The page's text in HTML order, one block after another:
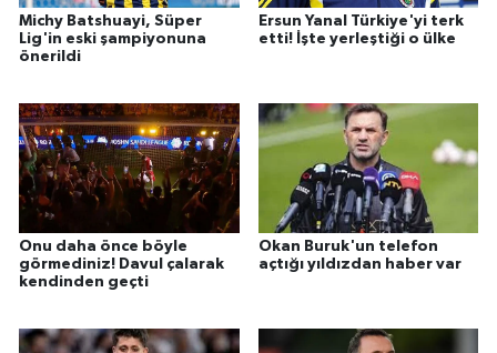
Michy Batshuayi, Süper
Lig'in eski şampiyonuna
önerildi
Ersun Yanal Türkiye'yi terk
etti! İşte yerleştiği o ülke
Onu daha önce böyle
görmediniz! Davul çalarak
kendinden geçti
Okan Buruk'un telefon
açtığı yıldızdan haber var